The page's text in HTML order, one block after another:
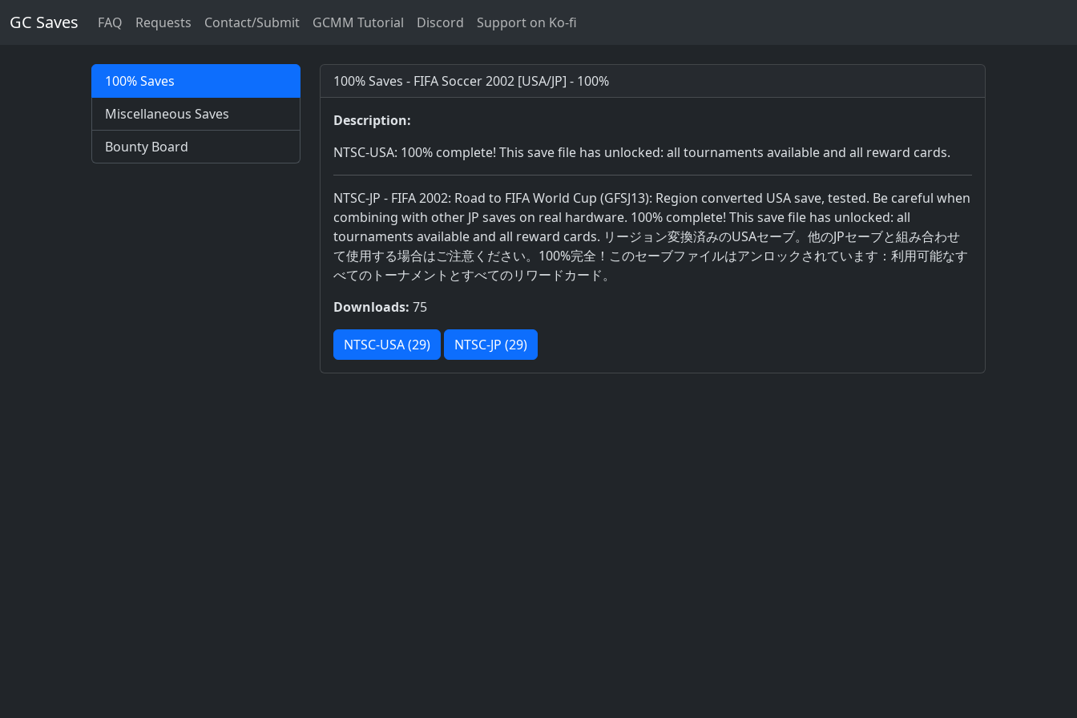
GC Saves FAQ Requests Contact/Submit GCMM Tutorial Discord Support on Ko-fi
100% Saves
Miscellaneous Saves
Bounty Board
100% Saves - FIFA Soccer 2002 [USA/JP] - 100%
Description:
NTSC-USA: 100% complete! This save file has unlocked: all tournaments available and all reward cards.
NTSC-JP - FIFA 2002: Road to FIFA World Cup (GFSJ13): Region converted USA save, tested. Be careful when
combining with other JP saves on real hardware. 100% complete! This save file has unlocked: all
tournaments available and all reward cards. リージョン変換済みのUSAセーブ。他のJPセーブと組み合わせ
て使用する場合はご注意ください。100%完全！このセーブファイルはアンロックされています：利用可能なす
べてのトーナメントとすべてのリワードカード。
Downloads: 75
NTSC-USA (29) NTSC-JP (29)